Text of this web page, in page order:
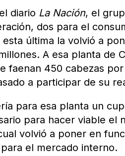
diario La Nación, el
dos para el
última la volvió a
A esa planta de
faenan 450 cabezas
a participar de su
para esa planta un
para hacer viable el
volvió a poner en
el mercado interno.